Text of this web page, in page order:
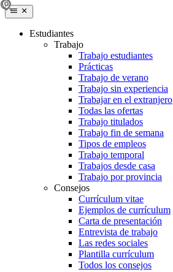
Estudiantes
Trabajo
Trabajo estudiantes
Prácticas
Trabajo de verano
Trabajo sin experiencia
Trabajar en el extranjero
Todas las ofertas
Trabajo titulados
Trabajo fin de semana
Tipos de empleos
Trabajo temporal
Trabajos desde casa
Trabajo por provincia
Consejos
Currículum vitae
Ejemplos de currículum
Carta de presentación
Entrevista de trabajo
Las redes sociales
Plantilla currículum
Todos los consejos